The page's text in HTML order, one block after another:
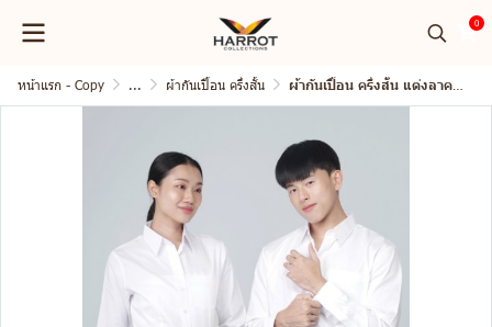
0
หน้าแรก - Copy ... ผ้ากันเปื้อน ครึ่งสั้น ผ้ากันเปื้อน ครึ่งสั้น แต่งลาครัวทั้งตัว